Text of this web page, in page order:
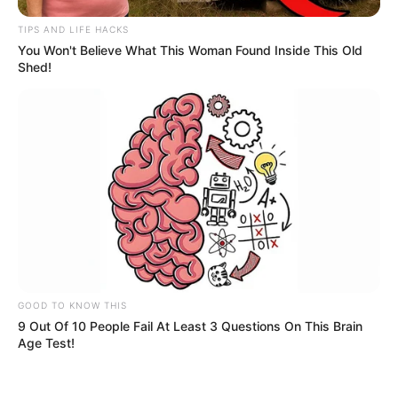
TIPS AND LIFE HACKS
You Won't Believe What This Woman Found Inside This Old
Shed!
GOOD TO KNOW THIS
9 Out Of 10 People Fail At Least 3 Questions On This Brain
Age Test!